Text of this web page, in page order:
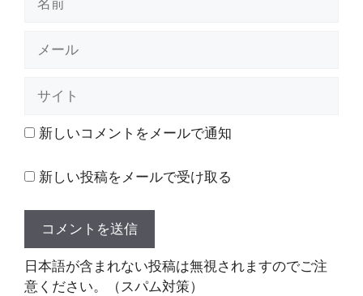
ト 新しいコメントをメールで通知
新しい投稿をメールで受け取る
日本語が含まれない投稿は無視されますのでご注
意ください。（スパム対策）